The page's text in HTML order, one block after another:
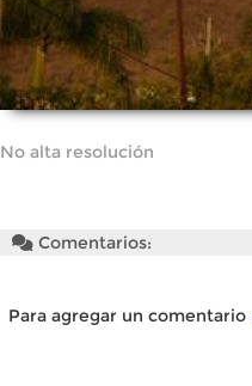
No alta resolución
Comentarios:
Para agregar un comentario